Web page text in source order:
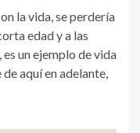
la vida, se perdería
edad y a las
un ejemplo de vida
aquí en adelante,